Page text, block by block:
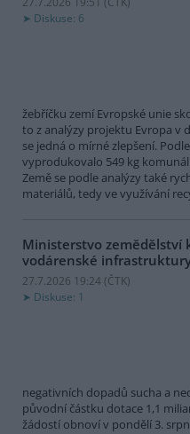
Diskuse: 6
žebříčku zemí Evropské unie
to z analýzy projektu Evropa v
se jedná o mírné zlepšení.
vyprodukovalo 549 kg
Země se podle analýzy také
materiálů, tedy ve využívání
Ministerstvo zemědělství
vodárenské
27.7.2026 19:24 (ČTK)
Diskuse: 1
negativních dopadů sucha a
původní částku dotace 1,1
žádostí obnoví v pondělí 3.